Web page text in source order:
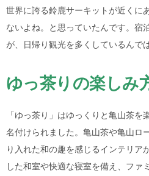
世界に誇る鈴鹿サーキットが近くに
ないよね。と思っていたんです。宿
が、日帰り観光を多くしているんで
ゆっ茶りの楽しみ
「ゆっ茶り」はゆっくりと亀山茶
名付けられました。亀山茶や亀山ロ
り入れた和の趣を感じるインテリア
した和室や快適な寝室を備え、ファ